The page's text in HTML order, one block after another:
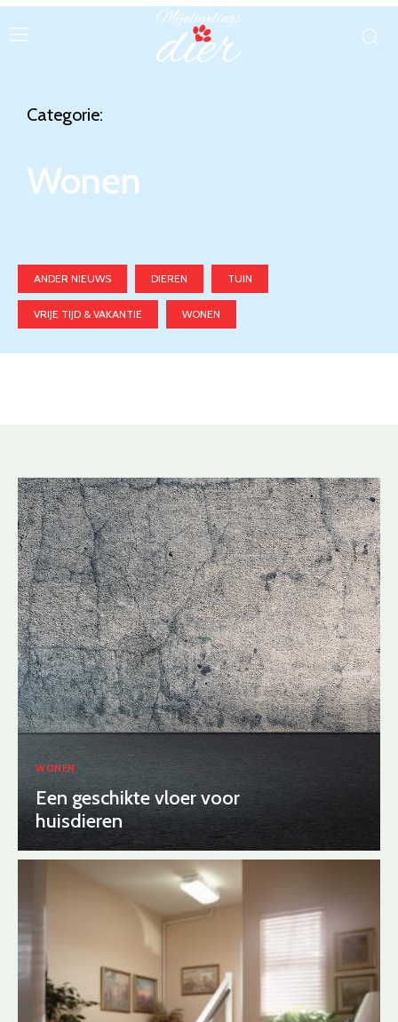
Categorie:
Wonen
ANDER NIEUWS DIEREN TUIN
VRIJE TIJD & VAKANTIE WONEN
WONEN
Een geschikte vloer voor
huisdieren